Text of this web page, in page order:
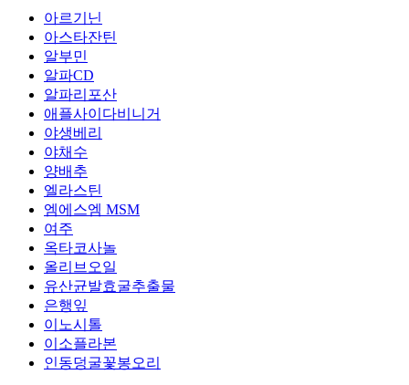
아르기닌
아스타잔틴
알부민
알파CD
알파리포산
애플사이다비니거
야생베리
야채수
양배추
엘라스틴
엠에스엠 MSM
여주
옥타코사놀
올리브오일
유산균발효굴추출물
은행잎
이노시톨
이소플라본
인동덩굴꽃봉오리